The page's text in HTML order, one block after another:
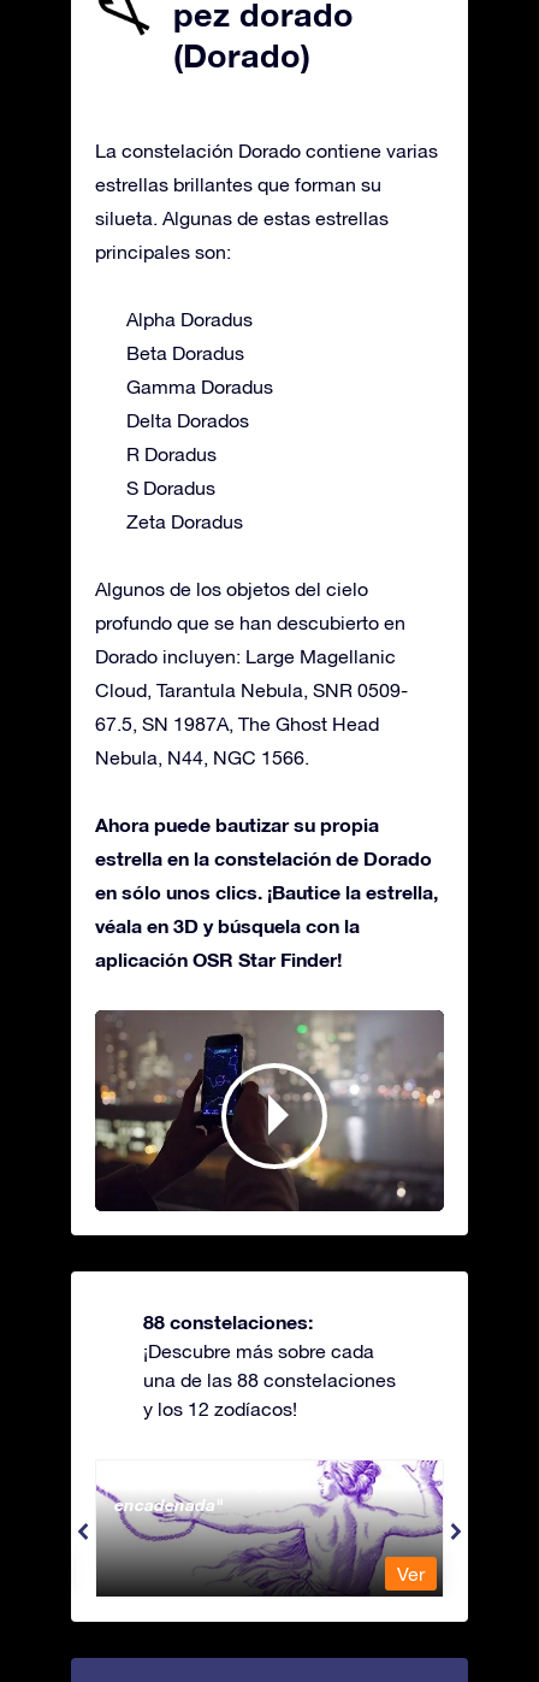
pez dorado
(Dorado)
La constelación Dorado contiene varias
estrellas brillantes que forman su
silueta. Algunas de estas estrellas
principales son:
Alpha Doradus
Beta Doradus
Gamma Doradus
Delta Dorados
R Doradus
S Doradus
Zeta Doradus
Algunos de los objetos del cielo
profundo que se han descubierto en
Dorado incluyen: Large Magellanic
Cloud, Tarantula Nebula, SNR 0509-
67.5, SN 1987A, The Ghost Head
Nebula, N44, NGC 1566.
Ahora puede bautizar su propia
estrella en la constelación de Dorado
en sólo unos clics. ¡Bautice la estrella,
véala en 3D y búsquela con la
aplicación OSR Star Finder!
88 constelaciones:
¡Descubre más sobre cada
una de las 88 constelaciones
y los 12 zodíacos!
Andromeda - La princesa
encadenada
Ver